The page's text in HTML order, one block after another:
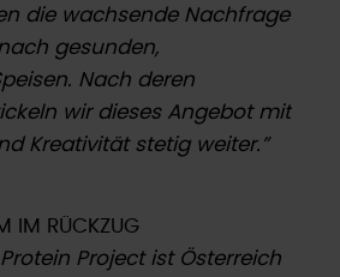
die wachsende Nachfrage
gesunden,
Nach deren
wir dieses Angebot mit
Kreativität stetig weiter.”
IM RÜCKZUG
Protein Project ist Österreich